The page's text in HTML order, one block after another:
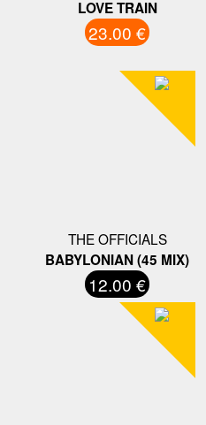
LOVE TRAIN
23.00 €
THE OFFICIALS
BABYLONIAN (45 MIX)
12.00 €